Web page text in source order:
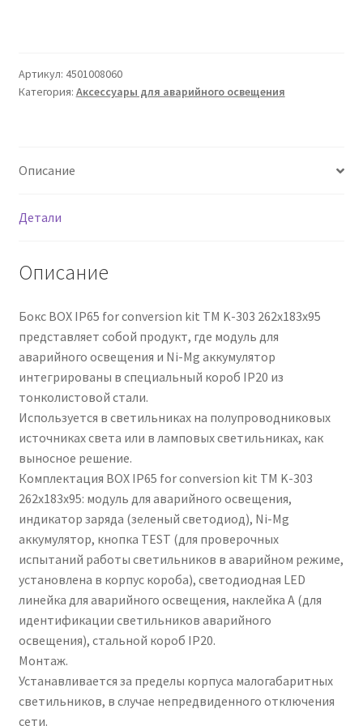
Артикул: 4501008060
Категория: Аксессуары для аварийного освещения
Описание
Детали
Описание
Бокс BOX IP65 for conversion kit TM K-303 262х183х95
представляет собой продукт, где модуль для
аварийного освещения и Ni-Mg аккумулятор
интегрированы в специальный короб IP20 из
тонколистовой стали.
Используется в светильниках на полупроводниковых
источниках света или в ламповых светильниках, как
выносное решение.
Комплектация BOX IP65 for conversion kit TM K-303
262х183х95: модуль для аварийного освещения,
индикатор заряда (зеленый светодиод), Ni-Mg
аккумулятор, кнопка TEST (для проверочных
испытаний работы светильников в аварийном режиме,
установлена в корпус короба), светодиодная LED
линейка для аварийного освещения, наклейка А (для
идентификации светильников аварийного
освещения), стальной короб IP20.
Монтаж.
Устанавливается за пределы корпуса малогабаритных
светильников, в случае непредвиденного отключения
сети.